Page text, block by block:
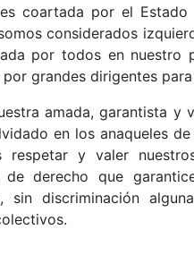
coartada por el
considerados
por todos en nuestro
por grandes dirigentes
amada, garantista
en los anaqueles
respetar y valer
derecho que
sin discriminación